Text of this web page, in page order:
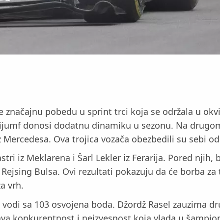
značajnu pobedu u sprint trci koja se održala u
donosi dodatnu dinamiku u sezonu. Na
Ova trojica vozača obezbedili su sebi
iz Meklarena i Šarl Lekler iz Ferarija. Pored
Bulsa. Ovi rezultati pokazuju da će borba
vrh.
sa 103 osvojena boda. Džordž Rasel zauzima